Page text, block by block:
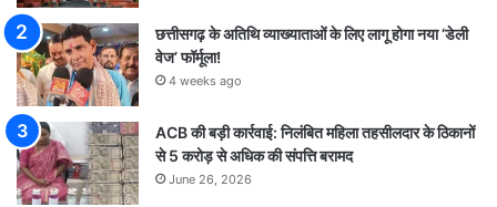
छत्तीसगढ़ के अतिथि व्याख्याताओं के लिए लागू होगा नया ‘डेली
वेज’ फॉर्मूला!
4 weeks ago
ACB की बड़ी कार्रवाई: निलंबित महिला तहसीलदार के ठिकानों
से 5 करोड़ से अधिक की संपत्ति बरामद
June 26, 2026